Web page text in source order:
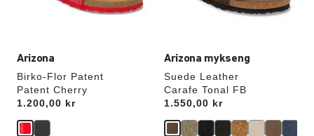
Arizona
Birko-Flor Patent
Patent Cherry
Price:
1.200,00 kr
Arizona mykseng
Suede Leather
Carafe Tonal FB
Price:
1.550,00 kr